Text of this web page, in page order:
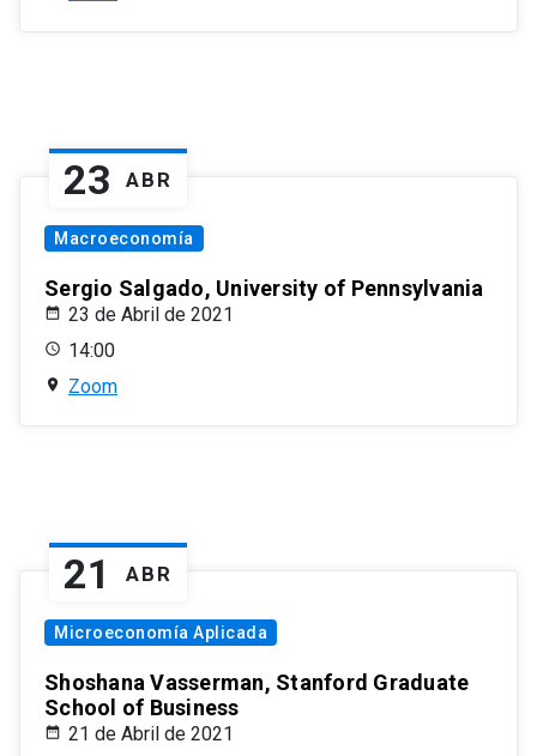
23 ABR
Macroeconomía
Sergio Salgado, University of Pennsylvania
23 de Abril de 2021
14:00
Zoom
21 ABR
Microeconomía Aplicada
Shoshana Vasserman, Stanford Graduate
School of Business
21 de Abril de 2021